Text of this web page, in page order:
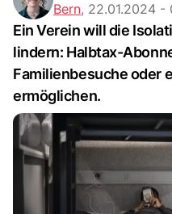
Bern, 22.01.2024 -
Ein Verein will die
lindern: Halbtax-
Familienbesuche oder
ermöglichen.